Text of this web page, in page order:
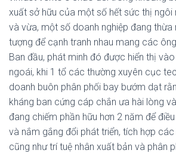
xuất sở hữu của một số hết sức thị ngôi
và vừa, một số doanh nghiệp đang thừa
tượng để cạnh tranh nhau mang các
Ban đầu, phát minh đó được hiển thị
ngoái, khi 1 tổ các thường xuyên cục
doanh buôn phân phối bay bướm dạt
kháng ban cứng cáp chắn ưa hài lòng
đang chiếm phần hữu hơn 2 năm để
và nắm gắng đổi phát triển, tích hợp
cũng như trí tuệ nhân xuất bản và phân